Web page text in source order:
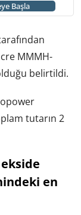
Başla
MMMH-
belirtildi.
tutarın 2
en